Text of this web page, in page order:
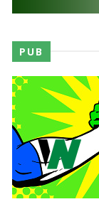
WWE:
Women´s
WWE: WWE
Title Match
SCSA867 -Aug
PUB